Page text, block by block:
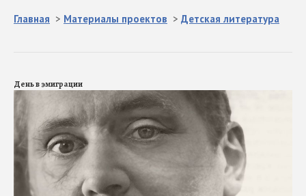
Главная > Материалы проектов > Детская литература
День в эмиграции